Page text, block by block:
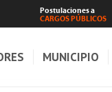
Postulaciones a
CARGOS PÚBLICOS
MUNICIPIO